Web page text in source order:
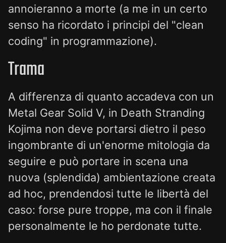
annoieranno a morte (a me in un certo
senso ha ricordato i principi del "clean
coding" in programmazione).
Trama
A differenza di quanto accadeva con un
Metal Gear Solid V, in Death Stranding
Kojima non deve portarsi dietro il peso
ingombrante di un'enorme mitologia da
seguire e può portare in scena una
nuova (splendida) ambientazione creata
ad hoc, prendendosi tutte le libertà del
caso: forse pure troppe, ma con il finale
personalmente le ho perdonate tutte.